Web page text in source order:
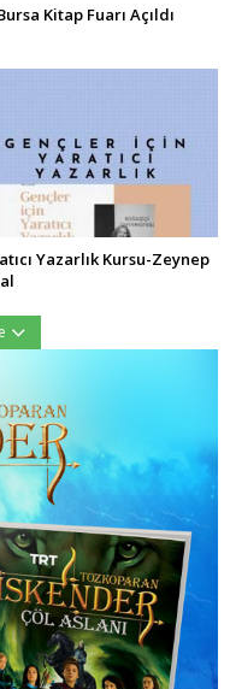
Kitap Fuarı Açıldı
Yazarlık Kursu-Zeynep